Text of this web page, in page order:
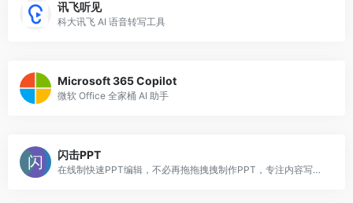
讯飞听见
科大讯飞 AI 语音转写工具
Microsoft 365 Copilot
微软 Office 全家桶 AI 助手
闪击PPT
在线制快速PPT编辑，不必再拖拖拽拽制作PPT，专注内容写作，选择合适模板，即刻生成高质量PPT。更有优质的在线演讲体验。